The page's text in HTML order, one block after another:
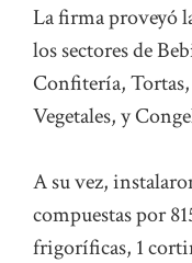
La firma proveyó
los sectores de
Confitería,
Vegetales, y
A su vez,
compuestas por
frigoríficas, 1